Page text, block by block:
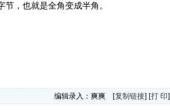
，也就是全角变成半角。
编辑录入：爽爽 [复制链接] [打 印]